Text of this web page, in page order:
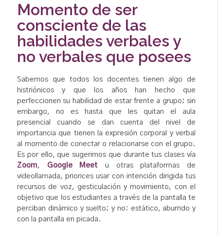
Momento de ser
consciente de las
habilidades verbales y
no verbales que posees
Sabemos que todos los docentes tienen algo de
histriónicos y que los años han hecho que
perfeccionen su habilidad de estar frente a grupo; sin
embargo, no es hasta que les quitan el aula
presencial cuando se dan cuenta del nivel de
importancia que tienen la expresión corporal y verbal
al momento de conectar o relacionarse con el grupo.
Es por ello, que sugerimos que durante tus clases vía
Zoom, Google Meet u otras plataformas de
videollamada, priorices usar con intención dirigida tus
recursos de voz, gesticulación y movimiento, con el
objetivo que los estudiantes a través de la pantalla te
perciban dinámico y suelto; y no: estático, aburrido y
con la pantalla en picada.